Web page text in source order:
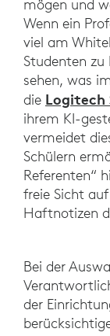
mögen und
Wenn ein
viel am
Studenten
sehen, was
die Logitech
ihrem KI-
vermeidet
Schülern
Referenten“
freie Sicht
Haftnotizen
Bei der
der